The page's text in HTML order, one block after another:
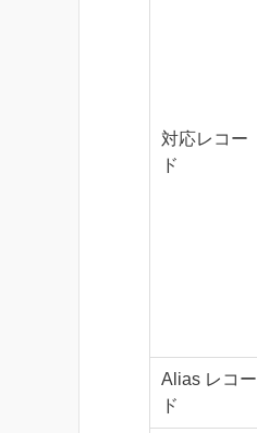
対応レコー
ド
Alias レコー
ド